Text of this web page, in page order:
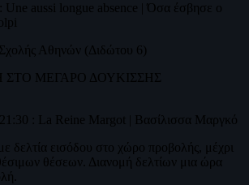
Une aussi longue absence | Όσα έσβησε ο
Αθηνών (Διδώτου 6)
ΣΤΟ ΜΕΓΑΡΟ ΔΟΥΚΙΣΣΗΣ
: La Reine Margot | Βασίλισσα Μαργκό
δελτία εισόδου στο χώρο προβολής, μέχρι
θέσεων. Διανομή δελτίων μια ώρα